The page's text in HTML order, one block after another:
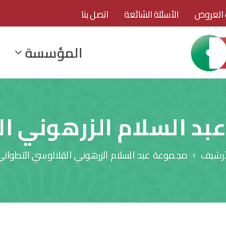
العروض الأسئلة الشائعة اتصل بنا
المؤسسة
السلام الزرهوني
مجموعة عبد السلام الزرهوني القلالوسي